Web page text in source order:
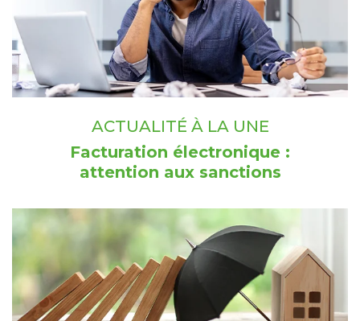
ACTUALITÉ À LA UNE
Facturation électronique :
attention aux sanctions